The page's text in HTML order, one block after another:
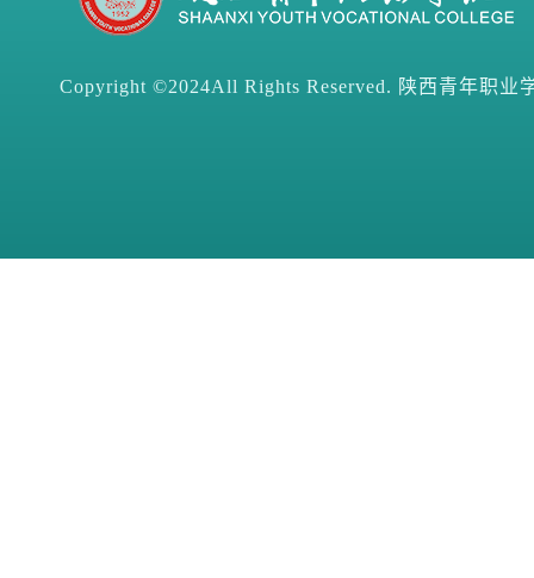
Copyright ©2024All Rights Reserved. 陕西青年职业